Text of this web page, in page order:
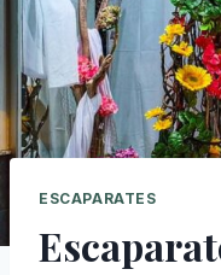
ESCAPARATES